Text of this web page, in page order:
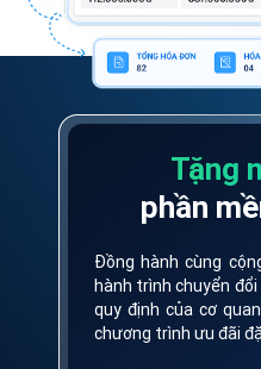
Tặng
phần
Đồng hành cùng
hành trình chuyển
quy định của cơ
chương trình ưu đãi